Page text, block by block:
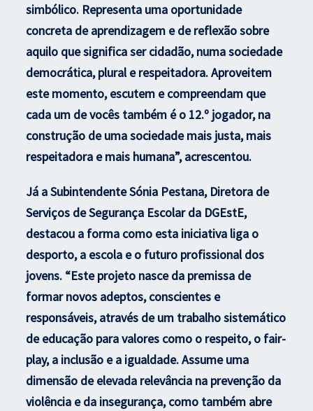
simbólico. Representa uma oportunidade
concreta de aprendizagem e de reflexão sobre
aquilo que significa ser cidadão, numa sociedade
democrática, plural e respeitadora. Aproveitem
este momento, escutem e compreendam que
cada um de vocês também é o 12.º jogador, na
construção de uma sociedade mais justa, mais
respeitadora e mais humana”, acrescentou.
Já a Subintendente Sónia Pestana, Diretora de
Serviços de Segurança Escolar da DGEstE,
destacou a forma como esta iniciativa liga o
desporto, a escola e o futuro profissional dos
jovens. “Este projeto nasce da premissa de
formar novos adeptos, conscientes e
responsáveis, através de um trabalho sistemático
de educação para valores como o respeito, o fair-
play, a inclusão e a igualdade. Assume uma
dimensão de elevada relevância na prevenção da
violência e da insegurança, como também abre